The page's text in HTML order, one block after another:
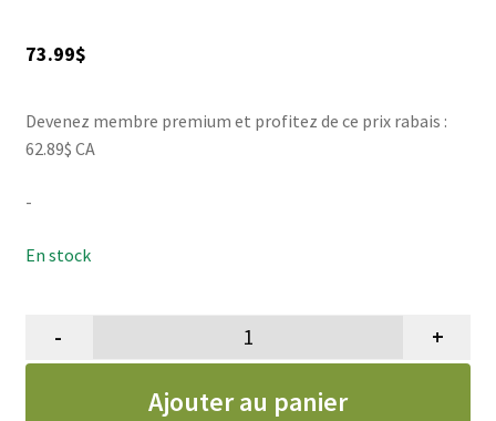
73.99$
Devenez membre premium et profitez de ce prix rabais :
62.89$ CA
-
En stock
quantité de Shampoing répulsif,
- +
Ajouter au panier